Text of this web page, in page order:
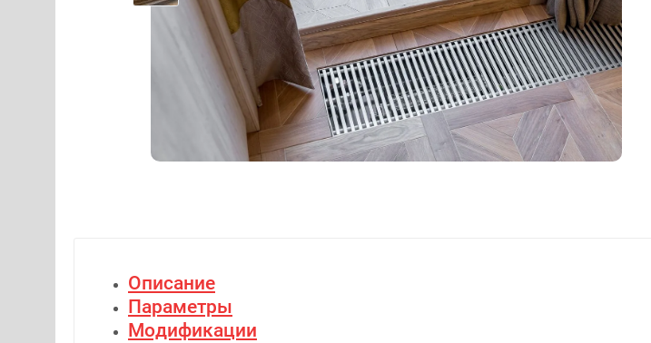
Описание
Параметры
Модификации